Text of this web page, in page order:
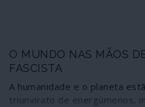
O MUNDO NAS MÃOS
FASCISTA
A humanidade e o planeta
triunvirato de energúmenos,